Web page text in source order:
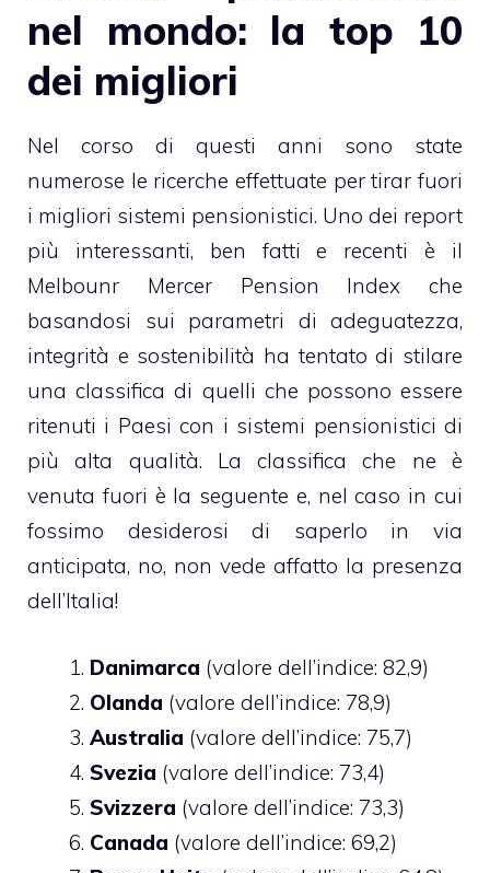
nel mondo: la top 10
dei migliori
Nel corso di questi anni sono state
numerose le ricerche effettuate per tirar fuori
i migliori sistemi pensionistici. Uno dei report
più interessanti, ben fatti e recenti è il
Melbounr Mercer Pension Index che
basandosi sui parametri di adeguatezza,
integrità e sostenibilità ha tentato di stilare
una classifica di quelli che possono essere
ritenuti i Paesi con i sistemi pensionistici di
più alta qualità. La classifica che ne è
venuta fuori è la seguente e, nel caso in cui
fossimo desiderosi di saperlo in via
anticipata, no, non vede affatto la presenza
dell’Italia!
Danimarca (valore dell’indice: 82,9)
Olanda (valore dell’indice: 78,9)
Australia (valore dell’indice: 75,7)
Svezia (valore dell’indice: 73,4)
Svizzera (valore dell’indice: 73,3)
Canada (valore dell’indice: 69,2)